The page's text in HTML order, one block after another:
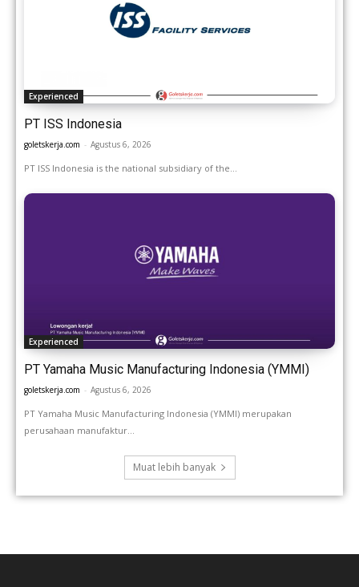
Experienced
PT ISS Indonesia
goletskerja.com - Agustus 6, 2026
PT ISS Indonesia is the national subsidiary of the...
Experienced
PT Yamaha Music Manufacturing Indonesia (YMMI)
goletskerja.com - Agustus 6, 2026
PT Yamaha Music Manufacturing Indonesia (YMMI) merupakan
perusahaan manufaktur...
Muat lebih banyak